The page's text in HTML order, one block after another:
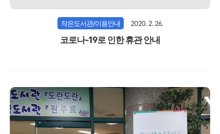
작은도서관/이용안내 2020. 2. 26.
코로나-19로 인한 휴관 안내